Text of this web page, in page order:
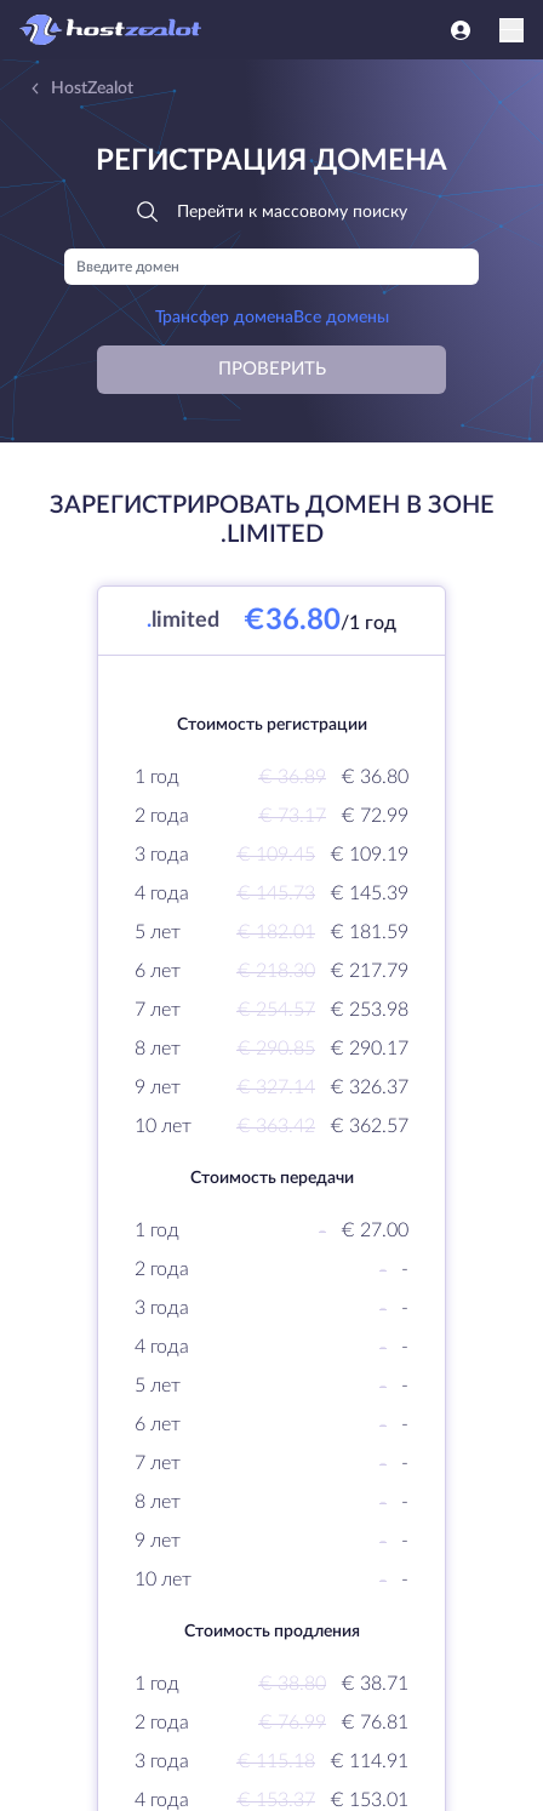
HostZealot
РЕГИСТРАЦИЯ ДОМЕНА
Перейти к массовому поиску
Трансфер домена Все домены
ПРОВЕРИТЬ
ЗАРЕГИСТРИРОВАТЬ ДОМЕН В ЗОНЕ
.LIMITED
. limited €36.80/1 год
Стоимость регистрации
1 год € 36.89
€ 36.80
2 года
€ 73.17
€ 72.99
3 года
€ 109.45
€ 109.19
4 года
€ 145.73
€ 145.39
5 лет
€ 182.01
€ 181.59
6 лет
€ 218.30
€ 217.79
7 лет
€ 254.57
€ 253.98
8 лет
€ 290.85
€ 290.17
9 лет
€ 327.14
€ 326.37
10 лет
€ 363.42 € 362.57
Стоимость передачи
1 год -
€ 27.00
2 года
-
-
3 года
-
-
4 года
-
-
5 лет
-
-
6 лет
-
-
7 лет
-
-
8 лет
-
-
9 лет
-
-
10 лет
- -
Стоимость продления
1 год € 38.80
€ 38.71
2 года
€ 76.99
€ 76.81
3 года
€ 115.18
€ 114.91
4 года
€ 153.37
€ 153.01